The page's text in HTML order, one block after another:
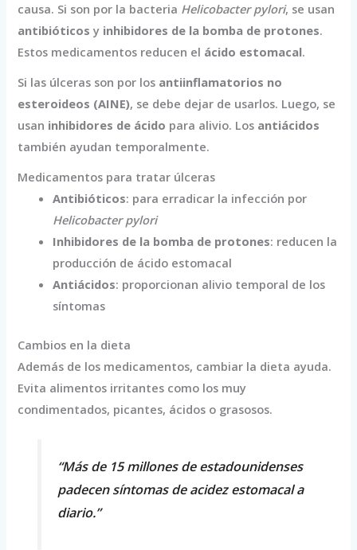
causa. Si son por la bacteria Helicobacter pylori, se usan
antibióticos y inhibidores de la bomba de protones.
Estos medicamentos reducen el ácido estomacal.
Si las úlceras son por los antiinflamatorios no
esteroideos (AINE), se debe dejar de usarlos. Luego, se
usan inhibidores de ácido para alivio. Los antiácidos
también ayudan temporalmente.
Medicamentos para tratar úlceras
Antibióticos: para erradicar la infección por
Helicobacter pylori
Inhibidores de la bomba de protones: reducen la
producción de ácido estomacal
Antiácidos: proporcionan alivio temporal de los
síntomas
Cambios en la dieta
Además de los medicamentos, cambiar la dieta ayuda.
Evita alimentos irritantes como los muy
condimentados, picantes, ácidos o grasosos.
“Más de 15 millones de estadounidenses
padecen síntomas de acidez estomacal a
diario.”